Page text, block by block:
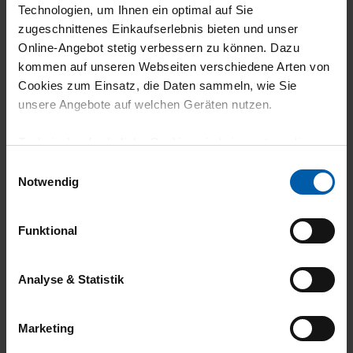
Technologien, um Ihnen ein optimal auf Sie
zugeschnittenes Einkaufserlebnis bieten und unser
Online-Angebot stetig verbessern zu können. Dazu
kommen auf unseren Webseiten verschiedene Arten von
Cookies zum Einsatz, die Daten sammeln, wie Sie
unsere Angebote auf welchen Geräten nutzen.
Technisch erforderliche Cookies sind eine notwendige
grundlegende Funktionen wie etwa zur Auswahl und
gewährleisten.
Für die Darstellung personalisierter Angebote, Anzeigen
und Inhalte aufgrund Ihres Nutzerverhaltens und Ihres
Zwecke zur Analyse und Optimierung unserer
Notwendig
Funktional
Analyse & Statistik
Marketing
Filter zurücksetzen
24.06.2026
4
getragen
03.06.2026